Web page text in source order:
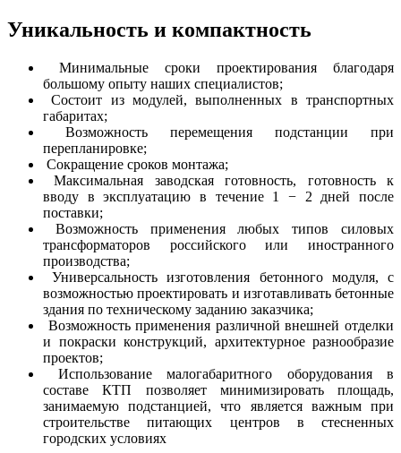
Уникальность и компактность
Минимальные сроки проектирования благодаря
большому опыту наших специалистов;
Состоит из модулей, выполненных в транспортных
габаритах;
Возможность перемещения подстанции при
перепланировке;
Сокращение сроков монтажа;
Максимальная заводская готовность, готовность к
вводу в эксплуатацию в течение 1 − 2 дней после
поставки;
Возможность применения любых типов силовых
трансформаторов российского или иностранного
производства;
Универсальность изготовления бетонного модуля, с
возможностью проектировать и изготавливать бетонные
здания по техническому заданию заказчика;
Возможность применения различной внешней отделки
и покраски конструкций, архитектурное разнообразие
проектов;
Использование малогабаритного оборудования в
составе КТП позволяет минимизировать площадь,
занимаемую подстанцией, что является важным при
строительстве питающих центров в стесненных
городских условиях